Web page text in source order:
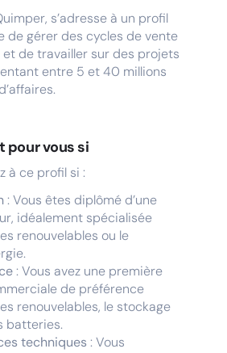
s’adresse à un profil
de gérer des cycles de vente
et de travailler sur des projets
entre 5 et 40 millions
pour vous si
à ce profil si :
: Vous êtes diplômé d’une
idéalement spécialisée
renouvelables ou le
: Vous avez une première
de préférence
renouvelables, le stockage
batteries.
techniques : Vous